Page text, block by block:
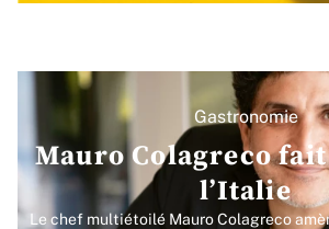
Gastronomie
Mauro Colagreco
l’Italie
Le chef multiétoilé Mauro Colagreco